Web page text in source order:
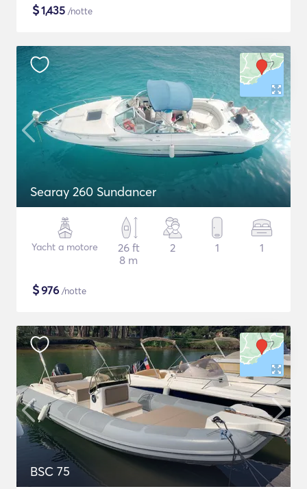
$1,435 /notte
Searay 260 Sundancer
Yacht a motore
26 ft
8 m
2 1 1
$976 /notte
BSC 75